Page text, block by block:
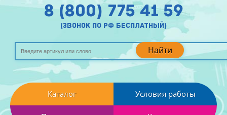
Найти
8 (800) 775 41 59
(звонок по рф бесплатный)
Каталог Условия работы